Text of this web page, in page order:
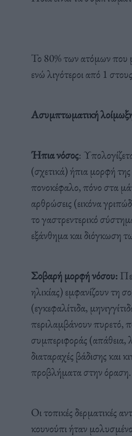
Το 80% των ατόμων που
ενώ λιγότεροι από 1
Ασυμπτωματική
Ήπια νόσος:
(σχετικά) ήπια μορφή
πονοκέφαλο, πόνο στα
αρθρώσεις (εικόνα
το γαστρεντερικό
εξάνθημα και διόγκωση
Σοβαρή μορφή νόσου:
ηλικίας) εμφανίζουν τη
(εγκεφαλίτιδα,
περιλαμβάνουν πυρετό,
συμπεριφοράς
διαταραχές βάδισης και
προβλήματα στην όραση.
Οι τοπικές δερματικές
κουνούπι ήταν